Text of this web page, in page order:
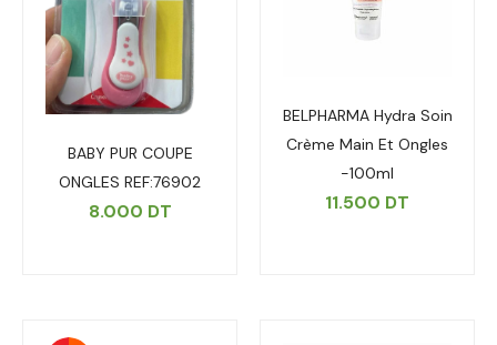
BABY PUR COUPE
ONGLES REF:76902
8.000 DT
BELPHARMA Hydra Soin
Crème Main Et Ongles
-100ml
11.500 DT